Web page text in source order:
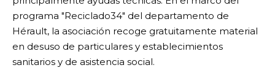
programa "Reciclado34" del departamento de
Hérault, la asociación recoge gratuitamente material
en desuso de particulares y establecimientos
sanitarios y de asistencia social.